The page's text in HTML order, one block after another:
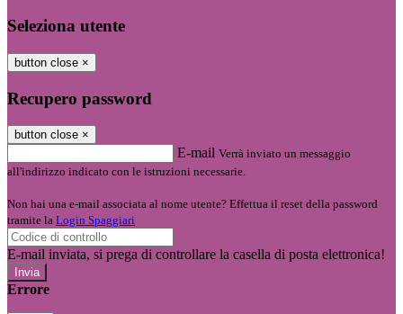
Seleziona utente
button close ×
Recupero password
button close ×
E-mail Verrà inviato un messaggio
all'indirizzo indicato con le istruzioni necessarie.
Non hai una e-mail associata al nome utente? Effettua il reset della password
tramite la Login Spaggiari
E-mail inviata, si prega di controllare la casella di posta elettronica!
Errore